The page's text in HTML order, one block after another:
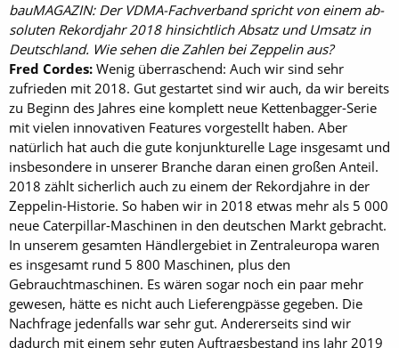
bauMAGAZIN: Der VDMA-Fachverband spricht von einem ab­
soluten Rekordjahr 2018 hinsichtlich Absatz und Umsatz in
Deutschland. Wie sehen die Zahlen bei Zeppelin aus?
Fred Cordes: Wenig überraschend: Auch wir sind sehr
zufrieden mit 2018. Gut gestartet sind wir auch, da wir bereits
zu Beginn des Jahres eine komplett neue Kettenbagger-Serie
mit vielen innovativen Features vorgestellt haben. Aber
natürlich hat auch die gute konjunkturelle Lage insgesamt und
insbesondere in unserer Branche daran einen großen Anteil.
2018 zählt sicherlich auch zu einem der Rekordjahre in der
Zeppelin-Historie. So haben wir in 2018 etwas mehr als 5 000
neue Caterpillar-Maschinen in den deutschen Markt gebracht.
In unserem gesamten Händlergebiet in Zentraleuropa waren
es insgesamt rund 5 800 Maschinen, plus den
Gebrauchtmaschinen. Es wären sogar noch ein paar mehr
gewesen, hätte es nicht auch Lieferengpässe gegeben. Die
Nachfrage jedenfalls war sehr gut. Andererseits sind wir
dadurch mit einem sehr guten Auftragsbestand ins Jahr 2019